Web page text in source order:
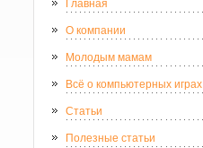
Главная
О компании
Молодым мамам
Всё о компьютерных играх
Статьи
Полезные статьи